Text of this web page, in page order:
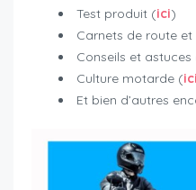
Test produit (ici)
Carnets de route et
Conseils et astuces
Culture motarde (ici
Et bien d’autres